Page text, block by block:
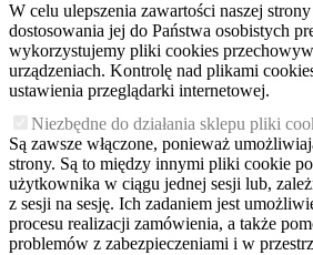
W celu ulepszenia zawartości naszej
dostosowania jej do Państwa osobistych
wykorzystujemy pliki cookies
urządzeniach. Kontrolę nad plikami
ustawienia przeglądarki internetowej.
Niezbędne do działania sklepu pliki
Są zawsze włączone, ponieważ
strony. Są to między innymi pliki cookie
użytkownika w ciągu jednej sesji lub,
z sesji na sesję. Ich zadaniem jest
procesu realizacji zamówienia, a także
problemów z zabezpieczeniami i w